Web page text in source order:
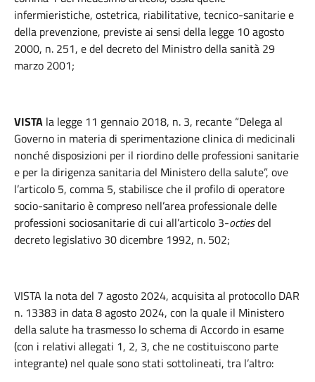
infermieristiche, ostetrica, riabilitative, tecnico-sanitarie e
della prevenzione, previste ai sensi della legge 10 agosto
2000, n. 251, e del decreto del Ministro della sanità 29
marzo 2001;
VISTA la legge 11 gennaio 2018, n. 3, recante “Delega al
Governo in materia di sperimentazione clinica di medicinali
nonché disposizioni per il riordino delle professioni sanitarie
e per la dirigenza sanitaria del Ministero della salute”, ove
l’articolo 5, comma 5, stabilisce che il profilo di operatore
socio-sanitario è compreso nell’area professionale delle
professioni sociosanitarie di cui all’articolo 3-octiesdel
decreto legislativo 30 dicembre 1992, n. 502;
VISTA la nota del 7 agosto 2024, acquisita al protocollo DAR
n. 13383 in data 8 agosto 2024, con la quale il Ministero
della salute ha trasmesso lo schema di Accordo in esame
(con i relativi allegati 1, 2, 3, che ne costituiscono parte
integrante) nel quale sono stati sottolineati, tra l’altro: